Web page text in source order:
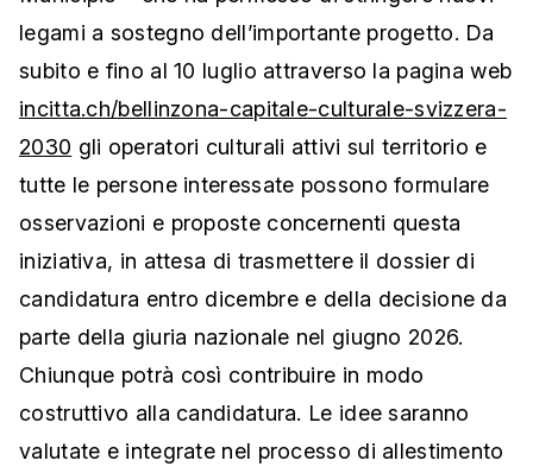
legami a sostegno dell’importante progetto. Da
subito e fino al 10 luglio attraverso la pagina web
incitta.ch/bellinzona-capitale-culturale-svizzera-
2030 gli operatori culturali attivi sul territorio e
tutte le persone interessate possono formulare
osservazioni e proposte concernenti questa
iniziativa, in attesa di trasmettere il dossier di
candidatura entro dicembre e della decisione da
parte della giuria nazionale nel giugno 2026.
Chiunque potrà così contribuire in modo
costruttivo alla candidatura. Le idee saranno
valutate e integrate nel processo di allestimento